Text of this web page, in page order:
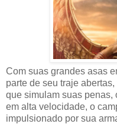
Com suas grandes asas
parte de seu traje
que simulam suas penas,
em alta velocidade, o
impulsionado por sua